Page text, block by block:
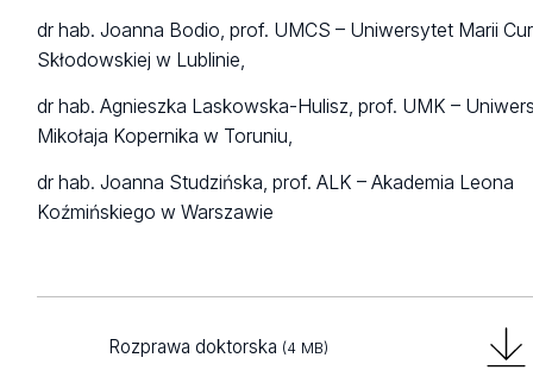
dr hab. Joanna Bodio, prof. UMCS – Uniwersytet Marii
Skłodowskiej w Lublinie,
dr hab. Agnieszka Laskowska-Hulisz, prof. UMK –
Mikołaja Kopernika w Toruniu,
dr hab. Joanna Studzińska, prof. ALK – Akademia Leona
Koźmińskiego w Warszawie
Rozprawa doktorska (4 MB)